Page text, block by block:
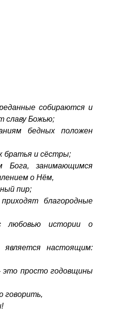
собираются и
славу Божью;
бедных положен
братья и сёстры;
Бога, занимающимся
о Нём,
пир;
благородные
любовью истории о
является настоящим:
это просто годовщины
говорить,